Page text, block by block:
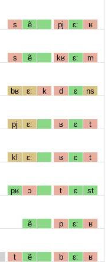
s ẽ pj ɛː ʁ
s ẽ kʁ ɛː m
bʁ ɛː k d ɛ ns
pj ɛː ʁ ɛ t
kl ɛː ʁ ɛ t
pʁ ɔ t ɛ st
ẽ p ɛː ʁ
t ẽ b ɛː ʁ